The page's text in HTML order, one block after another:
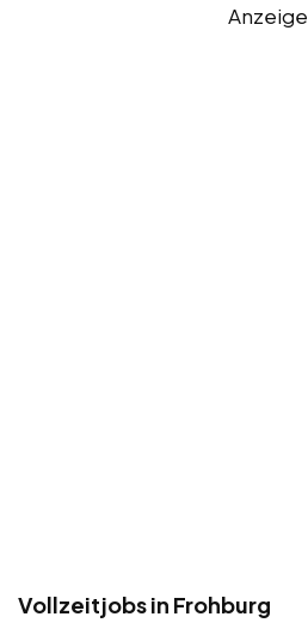
Anzeige
Vollzeitjobs in Frohburg